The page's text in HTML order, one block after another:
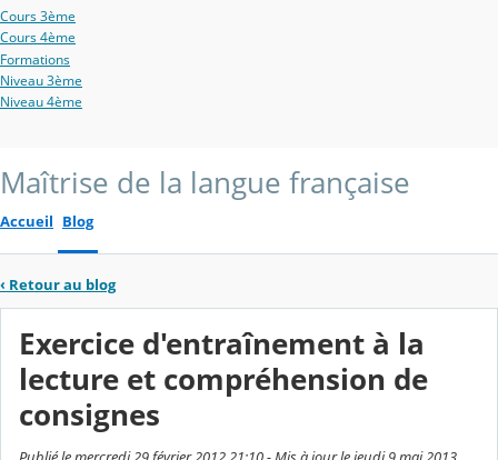
Cours 3ème
Cours 4ème
Formations
Niveau 3ème
Niveau 4ème
Maîtrise de la langue française
Accueil Blog
‹ Retour au blog
Exercice d'entraînement à la
lecture et compréhension de
consignes